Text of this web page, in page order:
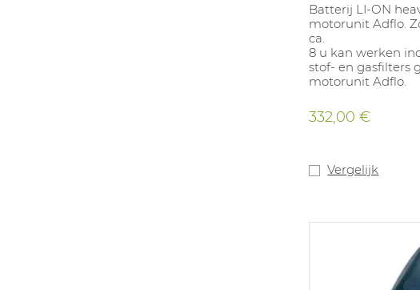
Batterij LI-ON
motorunit Adflo.
ca.
8 u kan werken
stof- en gasfilters
motorunit Adflo.
332,00 €
Vergelijk